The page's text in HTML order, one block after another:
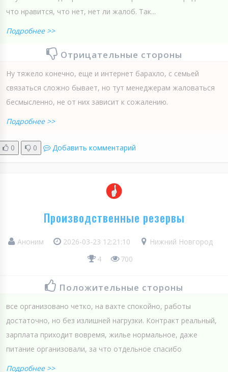
что нравится, что нет, нет ли жалоб. Так...
Подробнее >>
Отрицательные стороны
Ну тяжело конечно, еще и интернет барахло, с семьей
связаться сложно бывает, но тут менеджерам жаловаться
бесмысленно, не от них зависит к сожалению.
Подробнее >>
0 0 Добавить комментарий
Производственные резервы
Аноним 2026-03-23 12:21:10
Нижний Новгород
4
700
Положительные стороны
все организовано четко, на вахте спокойно, работы
достаточно, но без излишней нагрузки. Контракт реальный,
зарплата приходит вовремя, жилье нормальное, даже
питание организовали, за что отдельное спасибо
Подробнее >>